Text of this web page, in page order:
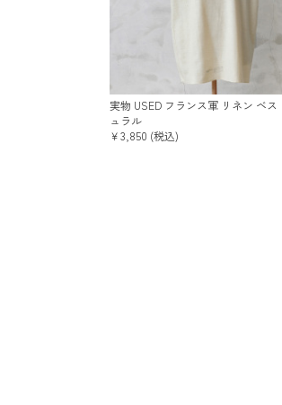
実物 USED フランス軍 リネン ベス
ュラル
￥3,850 (税込)